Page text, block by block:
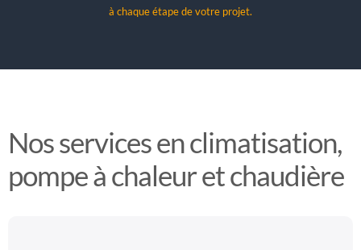
à chaque étape de votre projet.
Nos services en climatisation,
pompe à chaleur et chaudière